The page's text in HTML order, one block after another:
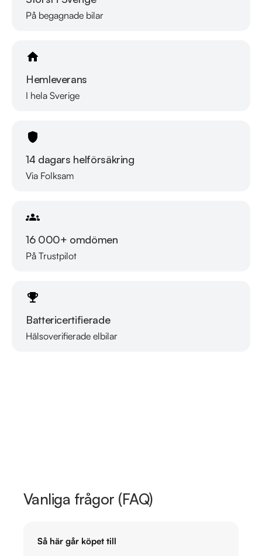
På begagnade bilar
Hemleverans
I hela Sverige
14 dagars helförsäkring
Via Folksam
16 000+ omdömen
På Trustpilot
Battericertifierade
Hälsoverifierade elbilar
Läs mer om oss
Vanliga frågor (FAQ)
Så här går köpet till